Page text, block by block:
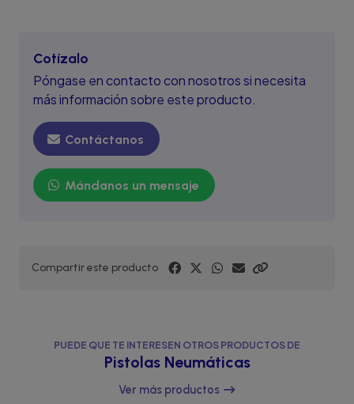
Cotízalo
Póngase en contacto con nosotros si necesita
más información sobre este producto.
Contáctanos
Mándanos un mensaje
Compartir este producto
PUEDE QUE TE INTERESEN OTROS PRODUCTOS DE
Pistolas Neumáticas
Ver más productos